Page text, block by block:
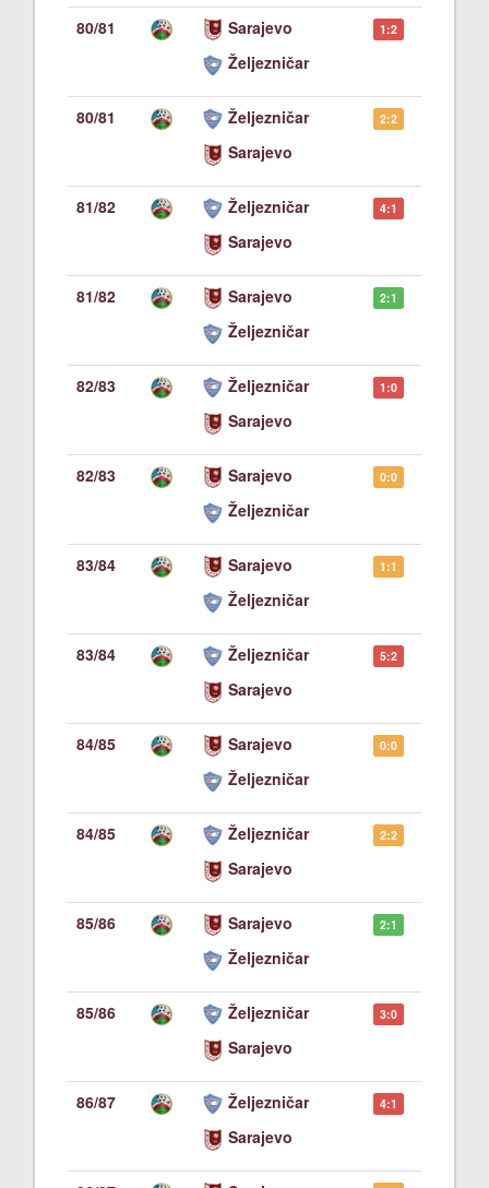
80/81
Sarajevo
Željezničar
1:2
80/81
Željezničar
Sarajevo
2:2
81/82
Željezničar
Sarajevo
4:1
81/82
Sarajevo
Željezničar
2:1
82/83
Željezničar
Sarajevo
1:0
82/83
Sarajevo
Željezničar
0:0
83/84
Sarajevo
Željezničar
1:1
83/84
Željezničar
Sarajevo
5:2
84/85
Sarajevo
Željezničar
0:0
84/85
Željezničar
Sarajevo
2:2
85/86
Sarajevo
Željezničar
2:1
85/86
Željezničar
Sarajevo
3:0
86/87
Željezničar
Sarajevo
4:1